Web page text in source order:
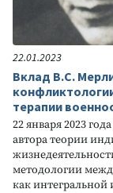
22.01.2023
Вклад В.С.
терапии
22 января 2023
автора теории
методологии
как